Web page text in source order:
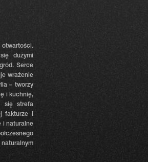
dużymi
Serce
wrażenie
– tworzy
i kuchnię,
się strefa
fakturze i
i naturalne
naturalnym